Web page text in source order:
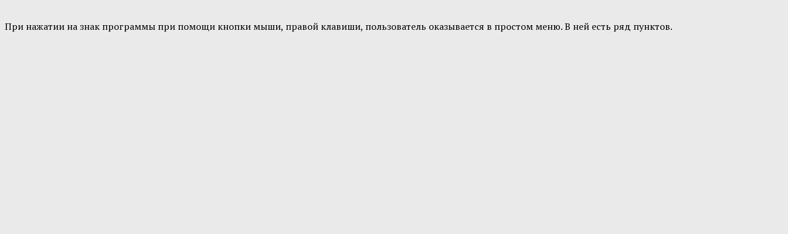
При нажатии на знак программы при помощи кнопки мыши, правой клавиши, пользователь оказывается в простом меню. В ней есть ряд пунктов.